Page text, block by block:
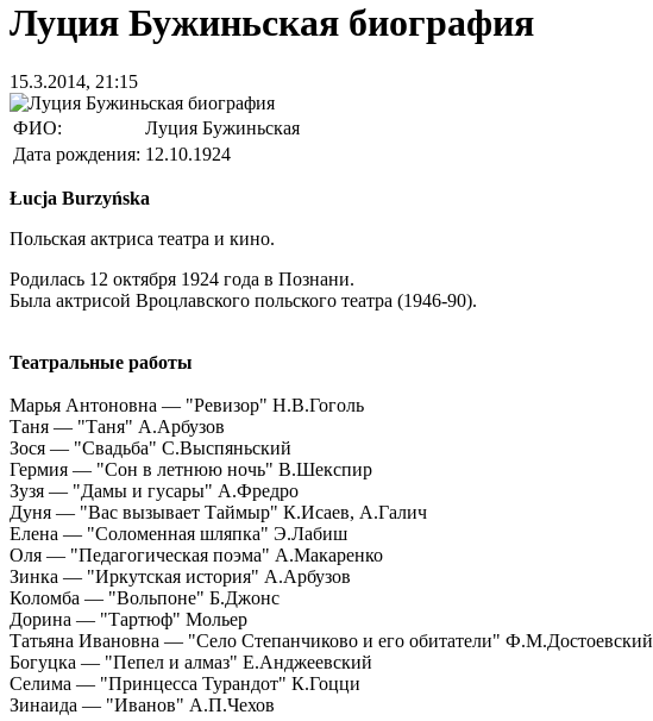
Луция Бужиньская биография
15.3.2014, 21:15
ФИО:
Луция Бужиньская
Дата рождения: 12.10.1924
Łucja Burzyńska
Польская актриса театра и кино.
Родилась 12 октября 1924 года в Познани.
Была актрисой Вроцлавского польского театра (1946-90).
Театральные работы
Марья Антоновна — "Ревизор" Н.В.Гоголь
Таня — "Таня" А.Арбузов
Зося — "Свадьба" С.Выспяньский
Гермия — "Сон в летнюю ночь" В.Шекспир
Зузя — "Дамы и гусары" А.Фредро
Дуня — "Вас вызывает Таймыр" К.Исаев, А.Галич
Елена — "Соломенная шляпка" Э.Лабиш
Оля — "Педагогическая поэма" А.Макаренко
Зинка — "Иркутская история" А.Арбузов
Коломба — "Вольпоне" Б.Джонс
Дорина — "Тартюф" Мольер
Татьяна Ивановна — "Село Степанчиково и его обитатели" Ф.М.Достоевский
Богуцка — "Пепел и алмаз" Е.Анджеевский
Селима — "Принцесса Турандот" К.Гоцци
Зинаида — "Иванов" А.П.Чехов